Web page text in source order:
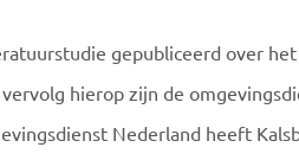
gepubliceerd over
hierop zijn de
Nederland heeft